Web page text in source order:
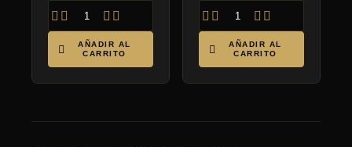
   

AÑADIR AL
CARRITO
   

AÑADIR AL
CARRITO